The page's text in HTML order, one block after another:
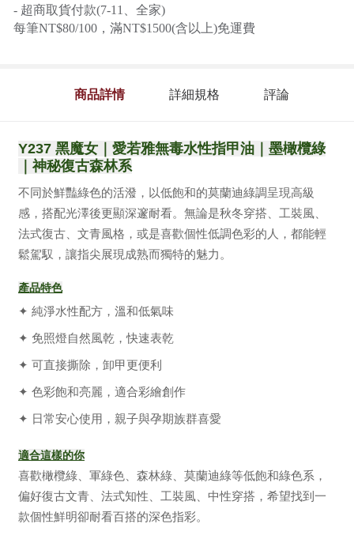
- 超商取貨付款(7-11、全家)
每筆NT$80/100，滿NT$1500(含以上)免運費
商品詳情 詳細規格 評論
Y237 黑魔女｜愛若雅無毒水性指甲油｜墨橄欖綠
｜神秘復古森林系
不同於鮮豔綠色的活潑，以低飽和的莫蘭迪綠調呈現高級
感，搭配光澤後更顯深邃耐看。無論是秋冬穿搭、工裝風、
法式復古、文青風格，或是喜歡個性低調色彩的人，都能輕
鬆駕馭，讓指尖展現成熟而獨特的魅力。
產品特色
✦ 純淨水性配方，溫和低氣味
✦ 免照燈自然風乾，快速表乾
✦ 可直接撕除，卸甲更便利
✦ 色彩飽和亮麗，適合彩繪創作
✦ 日常安心使用，親子與孕期族群喜愛
適合這樣的你
喜歡橄欖綠、軍綠色、森林綠、莫蘭迪綠等低飽和綠色系，
偏好復古文青、法式知性、工裝風、中性穿搭，希望找到一
款個性鮮明卻耐看百搭的深色指彩。